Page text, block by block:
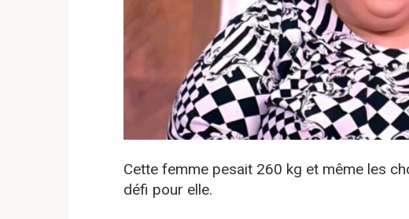
Cette femme pesait 260 kg et même les
défi pour elle.